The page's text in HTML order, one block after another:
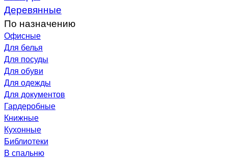
Деревянные
По назначению
Офисные
Для белья
Для посуды
Для обуви
Для одежды
Для документов
Гардеробные
Книжные
Кухонные
Библиотеки
В спальню